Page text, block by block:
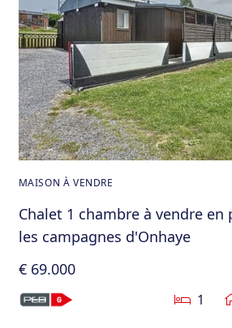
MAISON À VENDRE
Chalet 1 chambre à vendre
les campagnes d'Onhaye
€ 69.000
1